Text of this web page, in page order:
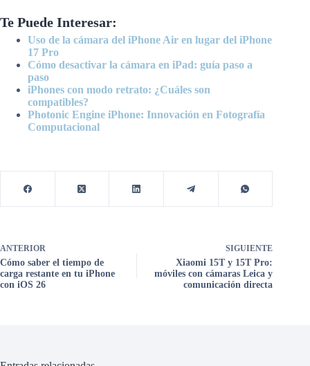
Te Puede Interesar:
Uso de la cámara del iPhone Air en lugar del iPhone
17 Pro
Cómo desactivar la cámara en iPad: guía paso a
paso
iPhones con modo retrato: ¿Cuáles son
compatibles?
Photonic Engine iPhone: Innovación en Fotografía
Computacional
ANTERIOR
Cómo saber el tiempo de
carga restante en tu iPhone
con iOS 26
SIGUIENTE
Xiaomi 15T y 15T Pro:
móviles con cámaras Leica y
comunicación directa